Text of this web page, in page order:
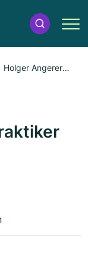
Holger Angerer